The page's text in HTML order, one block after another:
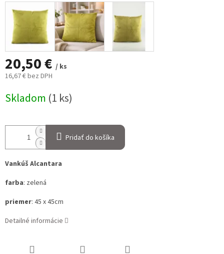
20,50 € / ks
16,67 € bez DPH
cena:
Skladom (1 ks)
Pridať do košíka
Vankúš Alcantara
farba: zelená
priemer: 45 x 45cm
Detailné informácie